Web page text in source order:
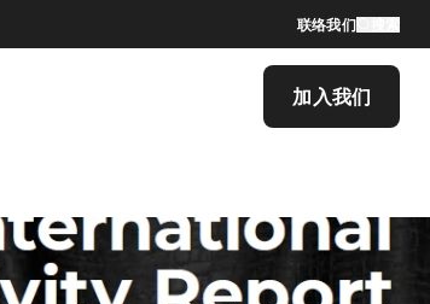
联络我们
加入我们